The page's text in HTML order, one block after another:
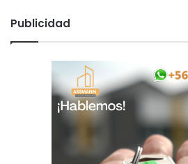
Publicidad